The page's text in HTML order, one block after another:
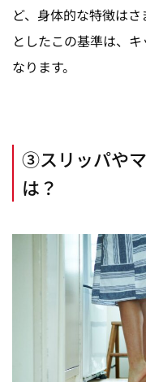
ど、身体的な特徴は
としたこの基準は、
なります。
③スリッパや
は？